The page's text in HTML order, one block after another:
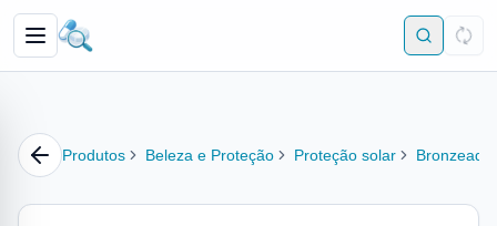
Produtos Beleza e Proteção Proteção solar Bronzeador